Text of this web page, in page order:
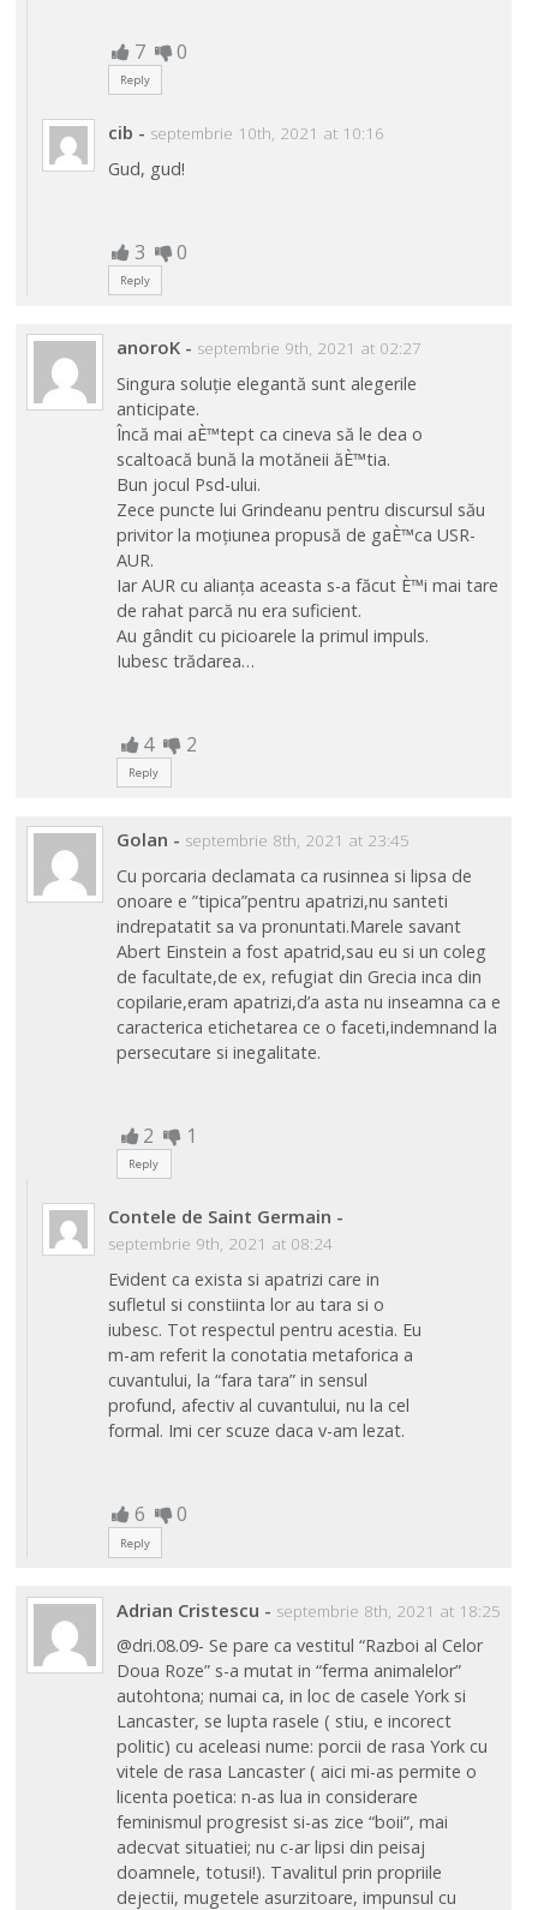
7 0
Reply
cib - septembrie 10th, 2021 at 10:16
Gud, gud!
3 0
Reply
anoroK - septembrie 9th, 2021 at 02:27
Singura soluție elegantă sunt alegerile
anticipate.
Încă mai aÈ™tept ca cineva să le dea o
scaltoacă bună la motăneii ăÈ™tia.
Bun jocul Psd-ului.
Zece puncte lui Grindeanu pentru discursul său
privitor la moțiunea propusă de gaÈ™ca USR-
AUR.
Iar AUR cu alianța aceasta s-a făcut È™i mai tare
de rahat parcă nu era suficient.
Au gândit cu picioarele la primul impuls.
Iubesc trădarea…
4 2
Reply
Golan - septembrie 8th, 2021 at 23:45
Cu porcaria declamata ca rusinnea si lipsa de
onoare e ”tipica”pentru apatrizi,nu santeti
indrepatatit sa va pronuntati.Marele savant
Abert Einstein a fost apatrid,sau eu si un coleg
de facultate,de ex, refugiat din Grecia inca din
copilarie,eram apatrizi,d’a asta nu inseamna ca e
caracterica etichetarea ce o faceti,indemnand la
persecutare si inegalitate.
2 1
Reply
Contele de Saint Germain -
septembrie 9th, 2021 at 08:24
Evident ca exista si apatrizi care in
sufletul si constiinta lor au tara si o
iubesc. Tot respectul pentru acestia. Eu
m-am referit la conotatia metaforica a
cuvantului, la “fara tara” in sensul
profund, afectiv al cuvantului, nu la cel
formal. Imi cer scuze daca v-am lezat.
6 0
Reply
Adrian Cristescu - septembrie 8th, 2021 at 18:25
@dri.08.09- Se pare ca vestitul “Razboi al Celor
Doua Roze” s-a mutat in “ferma animalelor”
autohtona; numai ca, in loc de casele York si
Lancaster, se lupta rasele ( stiu, e incorect
politic) cu aceleasi nume: porcii de rasa York cu
vitele de rasa Lancaster ( aici mi-as permite o
licenta poetica: n-as lua in considerare
feminismul progresist si-as zice “boii”, mai
adecvat situatiei; nu c-ar lipsi din peisaj
doamnele, totusi!). Tavalitul prin propriile
dejectii, mugetele asurzitoare, impunsul cu